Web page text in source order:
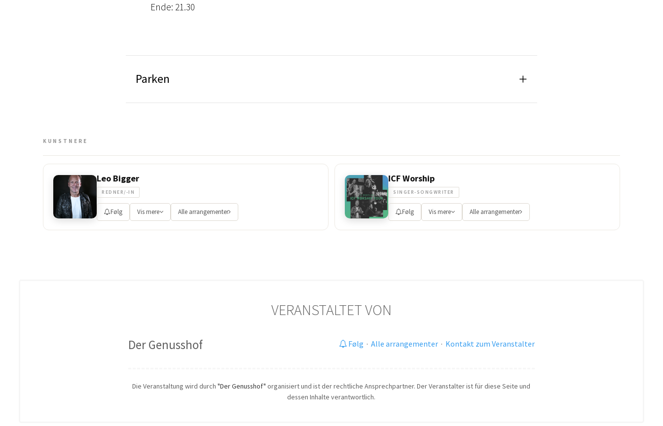
Ende: 21.30
Parken
KUNSTNERE
Leo Bigger
REDNER/-IN
Følg Vis mere Alle arrangementer
ICF Worship
SINGER-SONGWRITER
Følg Vis mere Alle arrangementer
VERANSTALTET VON
Der Genusshof Følg · Alle arrangementer· Kontakt zum Veranstalter
Die Veranstaltung wird durch"Der Genusshof" organisiert und ist der rechtliche Ansprechpartner. Der Veranstalter ist für diese Seite und
dessen Inhalte verantwortlich.